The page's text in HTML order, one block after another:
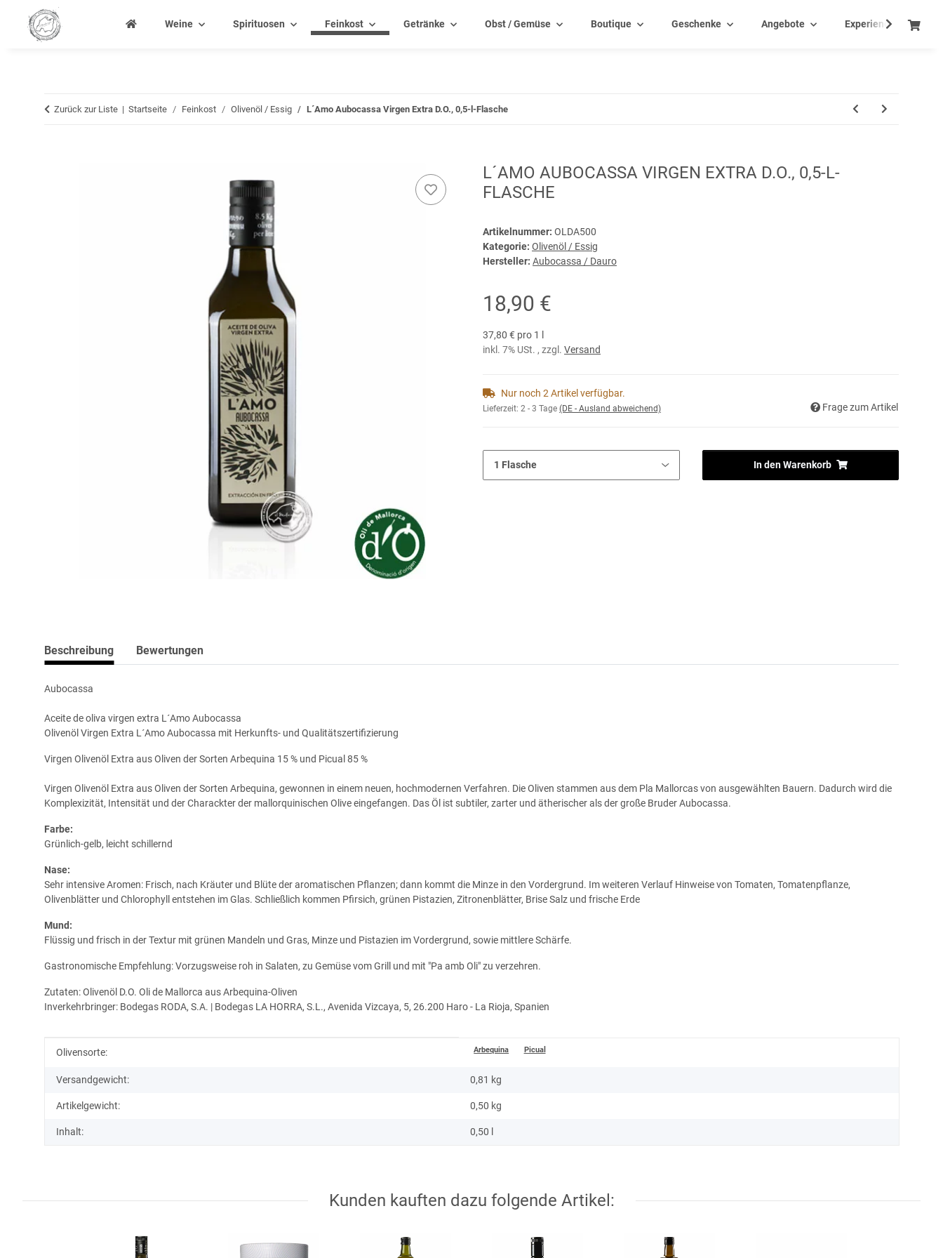
Weine Spirituosen Feinkost Getränke Obst / Gemüse Boutique Geschenke Angebote Experience - Events
Zurück zur Liste Startseite Feinkost Olivenöl / Essig L´Amo Aubocassa Virgen Extra D.O., 0,5-l-Flasche
L´AMO AUBOCASSA VIRGEN EXTRA D.O., 0,5-L-
FLASCHE
Artikelnummer: OLDA500
Kategorie: Olivenöl / Essig
Hersteller: Aubocassa / Dauro
18,90 €
37,80 € pro 1 l
inkl. 7% USt. , zzgl. Versand
Nur noch 2 Artikel verfügbar.
Lieferzeit: 2 - 3 Tage (DE - Ausland abweichend) Frage zum Artikel
In den Warenkorb
Beschreibung Bewertungen
Aubocassa
Aceite de oliva virgen extra L´Amo Aubocassa
Olivenöl Virgen Extra L´Amo Aubocassa mit Herkunfts- und Qualitätszertifizierung
Virgen Olivenöl Extra aus Oliven der Sorten Arbequina 15 % und Picual 85 %
Virgen Olivenöl Extra aus Oliven der Sorten Arbequina, gewonnen in einem neuen, hochmodernen Verfahren. Die Oliven stammen aus dem Pla Mallorcas von ausgewählten Bauern. Dadurch wird die
Komplexizität, Intensität und der Charackter der mallorquinischen Olive eingefangen. Das Öl ist subtiler, zarter und ätherischer als der große Bruder Aubocassa.
Farbe:
Grünlich-gelb, leicht schillernd
Nase:
Sehr intensive Aromen: Frisch, nach Kräuter und Blüte der aromatischen Pflanzen; dann kommt die Minze in den Vordergrund. Im weiteren Verlauf Hinweise von Tomaten, Tomatenpflanze,
Olivenblätter und Chlorophyll entstehen im Glas. Schließlich kommen Pfirsich, grünen Pistazien, Zitronenblätter, Brise Salz und frische Erde
Mund:
Flüssig und frisch in der Textur mit grünen Mandeln und Gras, Minze und Pistazien im Vordergrund, sowie mittlere Schärfe.
Gastronomische Empfehlung: Vorzugsweise roh in Salaten, zu Gemüse vom Grill und mit "Pa amb Oli" zu verzehren.
Zutaten: Olivenöl D.O. Oli de Mallorca aus Arbequina-Oliven
Inverkehrbringer: Bodegas RODA, S.A. | Bodegas LA HORRA, S.L., Avenida Vizcaya, 5, 26.200 Haro - La Rioja, Spanien
Produkteigenschaft
Wert
Olivensorte: Arbequina Picual
Versandgewicht: 0,81 kg
Artikelgewicht: 0,50 kg
Inhalt: 0,50 l
Kunden kauften dazu folgende Artikel: